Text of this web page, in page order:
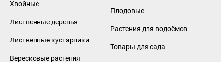
Хвойные
Лиственные деревья
Лиственные кустарники
Вересковые растения
Плодовые
Растения для водоёмов
Товары для сада